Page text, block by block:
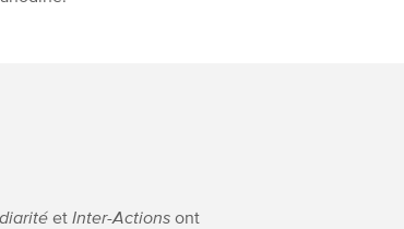
etInter-Actions ont